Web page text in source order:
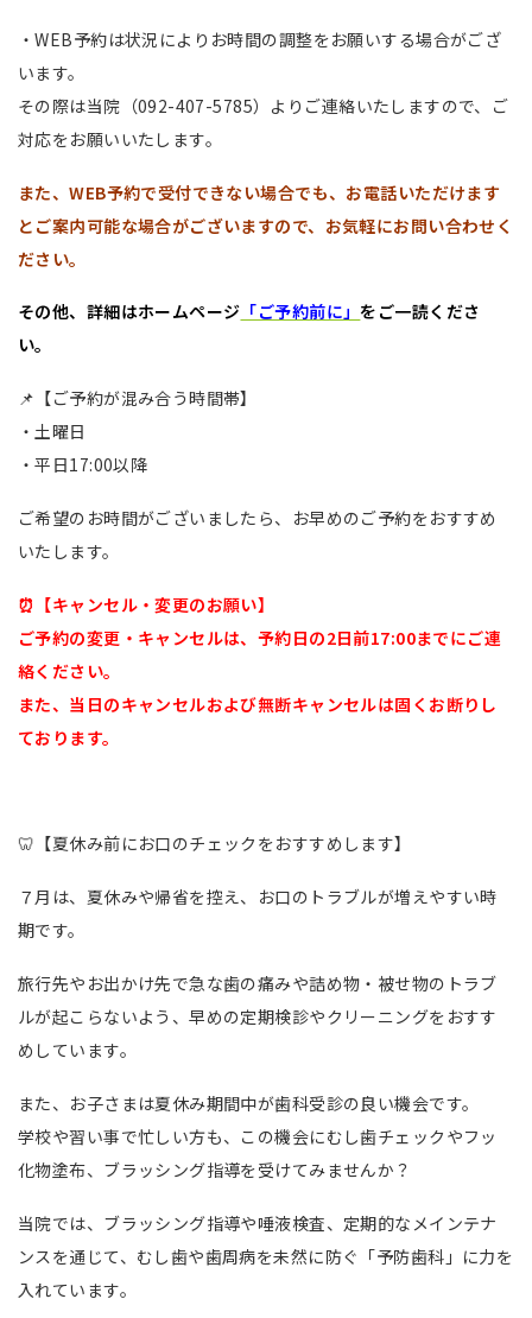
・WEB予約は状況によりお時間の調整をお願いする場合がござ
います。
その際は当院（092-407-5785）よりご連絡いたしますので、ご
対応をお願いいたします。
また、WEB予約で受付できない場合でも、お電話いただけます
とご案内可能な場合がございますので、お気軽にお問い合わせく
ださい。
その他、詳細はホームページ 「ご予約前に」 をご一読くださ
い。
📌【ご予約が混み合う時間帯】
・土曜日
・平日17:00以降
ご希望のお時間がございましたら、お早めのご予約をおすすめ
いたします。
⏰【キャンセル・変更のお願い】
ご予約の変更・キャンセルは、予約日の2日前17:00までにご連
絡ください。
また、当日のキャンセルおよび無断キャンセルは固くお断りし
ております。
🦷【夏休み前にお口のチェックをおすすめします】
７月は、夏休みや帰省を控え、お口のトラブルが増えやすい時
期です。
旅行先やお出かけ先で急な歯の痛みや詰め物・被せ物のトラブ
ルが起こらないよう、早めの定期検診やクリーニングをおすす
めしています。
また、お子さまは夏休み期間中が歯科受診の良い機会です。
学校や習い事で忙しい方も、この機会にむし歯チェックやフッ
化物塗布、ブラッシング指導を受けてみませんか？
当院では、ブラッシング指導や唾液検査、定期的なメインテナ
ンスを通じて、むし歯や歯周病を未然に防ぐ「予防歯科」に力を
入れています。